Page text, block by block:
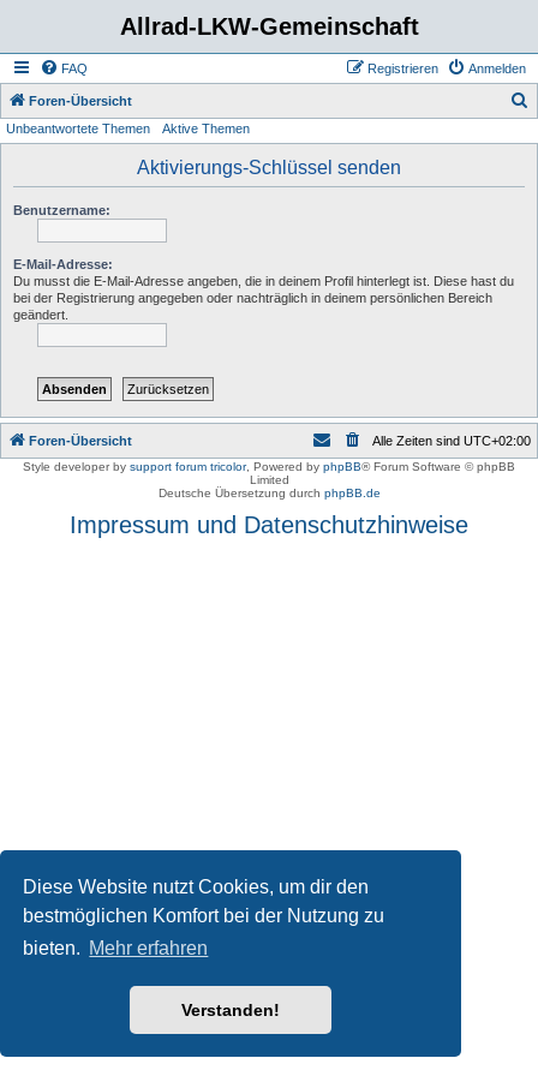
Diese Website nutzt Cookies, um dir den
bestmöglichen Komfort bei der Nutzung zu
bieten. Mehr erfahren
Verstanden!
Allrad-LKW-Gemeinschaft
FAQ Anmelden
Registrieren
Foren-Übersicht
Unbeantwortete Themen Aktive Themen
Aktivierungs-Schlüssel senden
Benutzername:
E-Mail-Adresse:
Du musst die E-Mail-Adresse angeben, die in deinem Profil hinterlegt ist. Diese hast du
bei der Registrierung angegeben oder nachträglich in deinem persönlichen Bereich
geändert.
Foren-Übersicht Alle Zeiten sind UTC+02:00
Style developer by support forum tricolor, Powered by phpBB® Forum Software © phpBB
Limited
Deutsche Übersetzung durch phpBB.de
Impressum und Datenschutzhinweise